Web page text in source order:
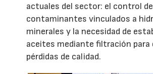
actuales del sector: el control de
contaminantes vinculados a
minerales y la necesidad de
aceites mediante filtración para
pérdidas de calidad.